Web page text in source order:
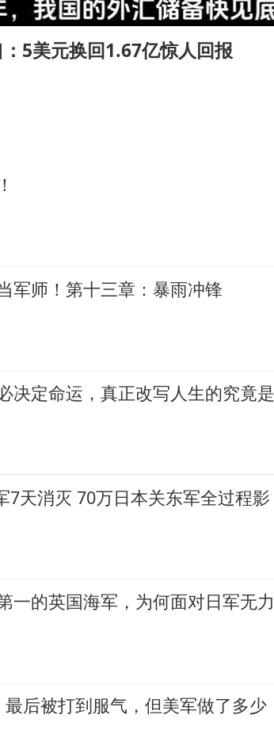
完成新版全月地质图
曾为外籍裁判安排性招待
言人就广岛核爆81周年等答记者问
局 实干挑大梁
5美元换回1.67亿惊人回报
军师！第十三章：暴雨冲锋
决定命运，真正改写人生的究竟是
7天消灭 70万日本关东军全过程影
一的英国海军，为何面对日军无力
后被打到服气，但美军做了多少